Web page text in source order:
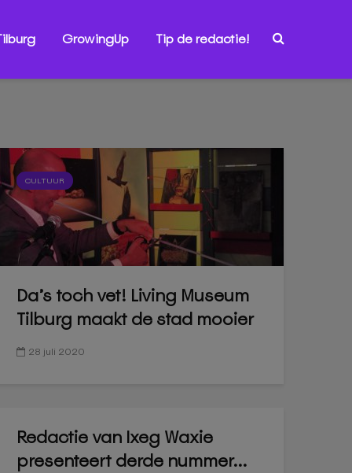
GrowingUp Tip de redactie!
CULTUUR
Da’s toch vet! Living Museum
Tilburg maakt de stad mooier
28 juli 2020
Redactie van Ixeg Waxie
presenteert derde nummer...